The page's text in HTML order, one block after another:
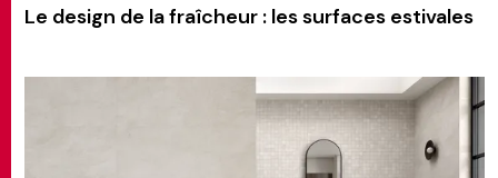
Le design de la fraîcheur : les surfaces estivales